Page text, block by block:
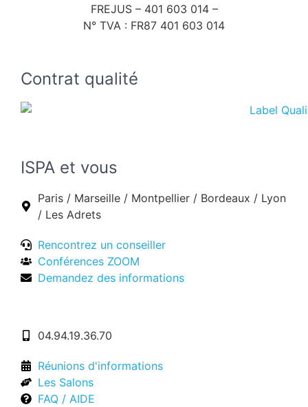
FREJUS – 401 603 014 –
N° TVA : FR87 401 603 014
Contrat qualité
ISPA et vous
Paris / Marseille / Montpellier / Bordeaux / Lyon
/ Les Adrets
Rencontrez un conseiller
Conférences ZOOM
Demandez des informations
04.94.19.36.70
Réunions d'informations
Les Salons
FAQ / AIDE